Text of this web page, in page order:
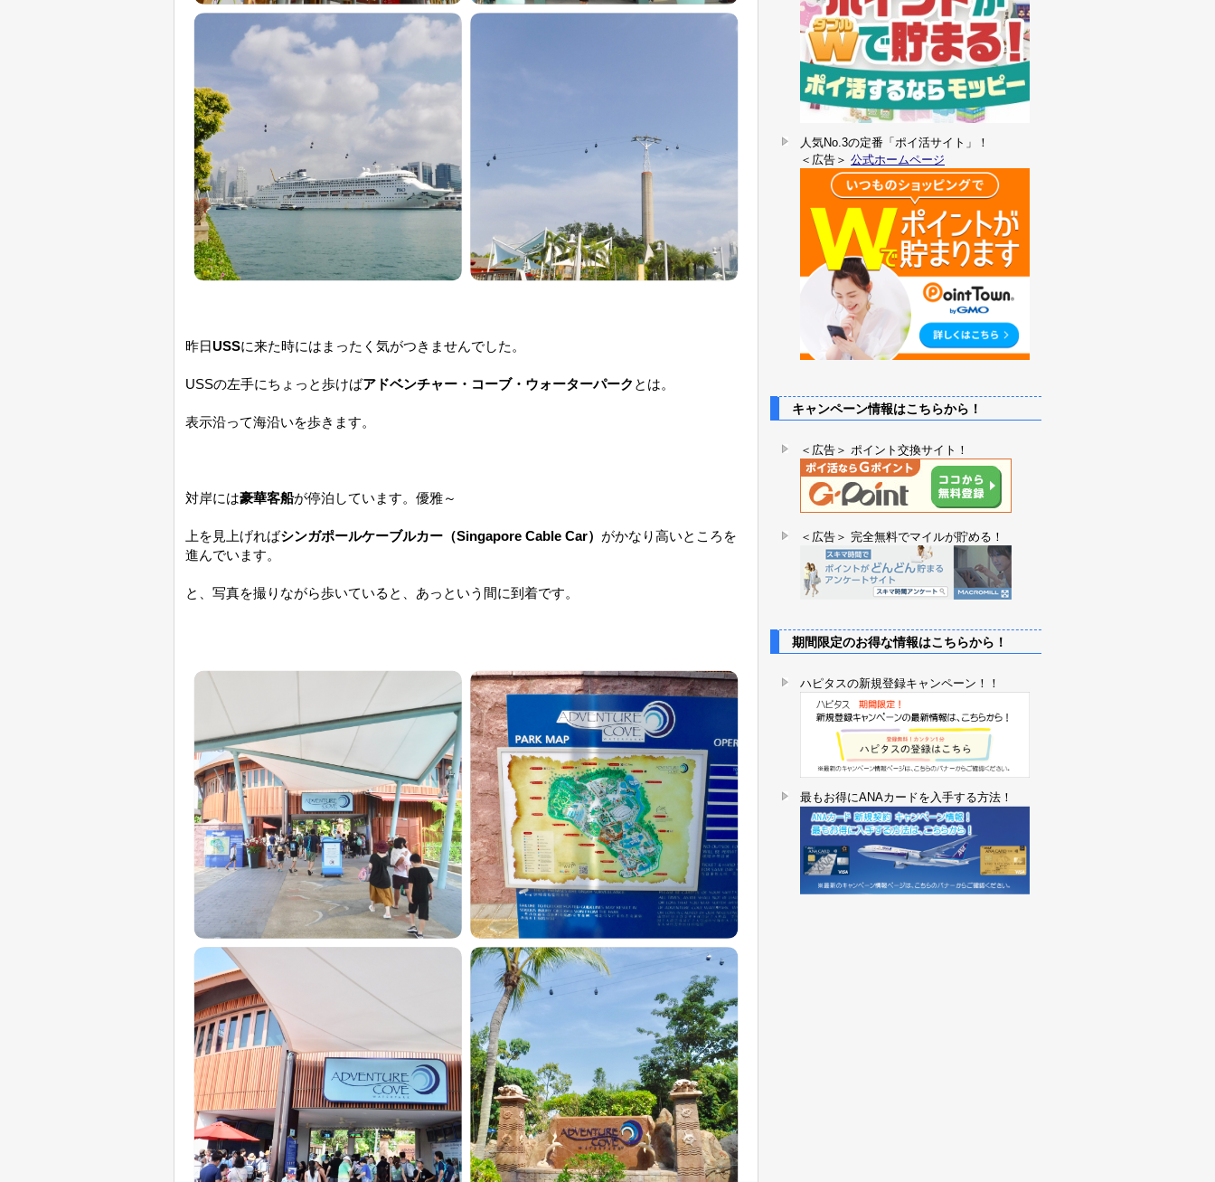
昨日USSに来た時にはまったく気がつきませんでした。
USSの左手にちょっと歩けばアドベンチャー・コーブ・ウォーターパーク とは。
表示沿って海沿いを歩きます。
対岸には豪華客船が停泊しています。優雅～
上を見上げればシンガポールケーブルカー（Singapore Cable Car） がかなり高いところを
進んでいます。
と、写真を撮りながら歩いていると、あっという間に到着です。
人気No.3の定番「ポイ活サイト」！
＜広告＞ 公式ホームページ
キャンペーン情報はこちらから！
＜広告＞ ポイント交換サイト！
＜広告＞ 完全無料でマイルが貯める！
期間限定のお得な情報はこちらから！
ハピタスの新規登録キャンペーン！！
最もお得にANAカードを入手する方法！